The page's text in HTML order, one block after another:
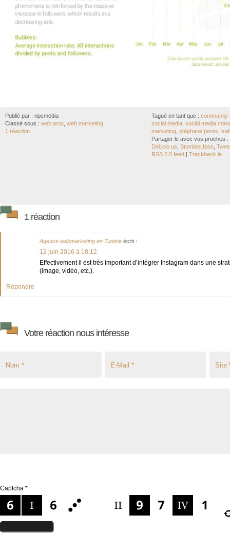
Publié par : npcmedia
Classé sous : web actu web marketing
1 réaction
Tagué en tant que : community
social media social media
marketing stéphane peres
Partager le avec vos proches :
Del.icio.us StumbleUpon
RSS 2.0 feed | Trackback le
1 réaction
Agence webmarketing en Tunisie écrit :
12 juin 2016 à 18:12
Effectivement il est très important d’intégrer Instagram dans une
(image, vidéo, etc.).
Répondre
Votre réaction nous intéresse
Captcha *